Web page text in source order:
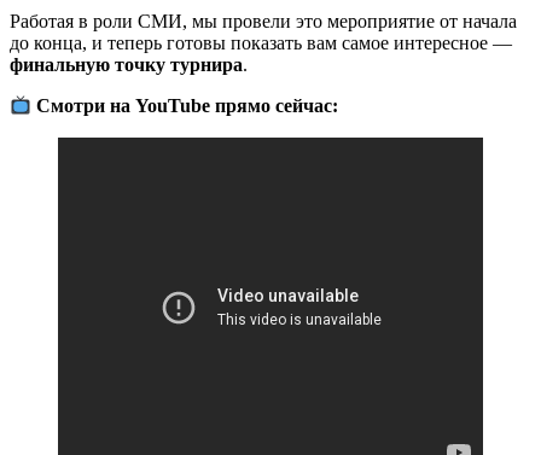
Работая в роли СМИ, мы провели это мероприятие от начала
до конца, и теперь готовы показать вам самое интересное —
финальную точку турнира.
Смотри на YouTube прямо сейчас: